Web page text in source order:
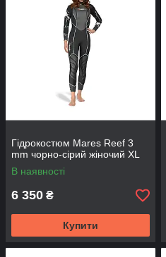
Гідрокостюм Mares Reef 3
mm чорно-сірий жіночий XL
В наявності
6 350 ₴
Купити